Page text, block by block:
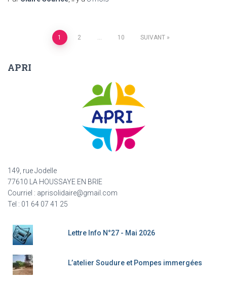
Navigation
des
1 2 10 SUIVANT
APRI
149, rue Jodelle
77610 LA HOUSSAYE EN BRIE
Courriel : aprisolidaire@gmail.com
Tel : 01 64 07 41 25
Lettre Info N°27 - Mai 2026
L’atelier Soudure et Pompes immergées